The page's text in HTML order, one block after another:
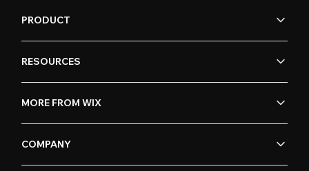
PRODUCT
RESOURCES
MORE FROM WIX
COMPANY